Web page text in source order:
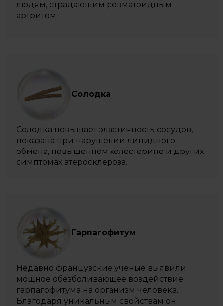
людям, страдающим ревматоидным
артритом.
Солодка
Солодка повышает эластичность сосудов,
показана при нарушении липидного
обмена, повышенном холестерине и других
симптомах атеросклероза.
Гарпагофитум
Недавно французские ученые выявили
мощное обезболивающее воздействие
гарпагофитума на организм человека.
Благодаря уникальным свойствам он